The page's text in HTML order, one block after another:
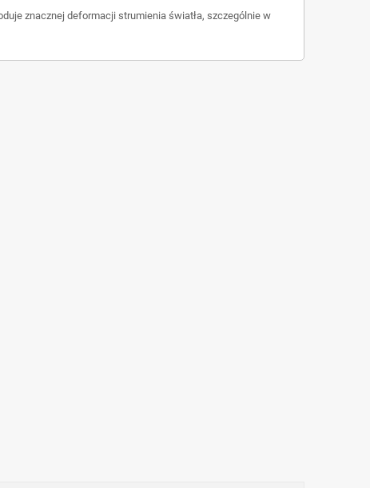
znacznej deformacji strumienia światła, szczególnie w